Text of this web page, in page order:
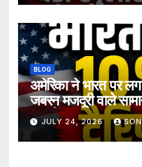
BLOG
अमेरिका ने भारत पर
जबरन मजदूरी वाले
बड़ा फैसला
JULY 24, 2026